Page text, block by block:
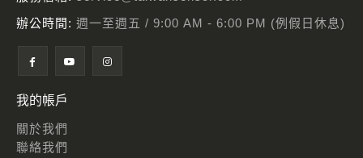
辦公時間: 週一至週五 / 9:00 AM - 6:00 PM (例假日休息)
我的帳戶
關於我們
聯絡我們